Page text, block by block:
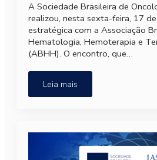
A Sociedade Brasileira de
realizou, nesta sexta-feira, 17
estratégica com a Associação
Hematologia, Hemoterapia e
(ABHH). O encontro, que…
Leia mais